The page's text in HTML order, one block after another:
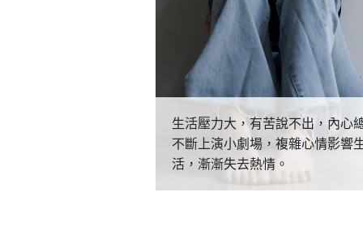
生活壓力大，有苦說不出，內心
不斷上演小劇場，複雜心情影響
活，漸漸失去熱情。